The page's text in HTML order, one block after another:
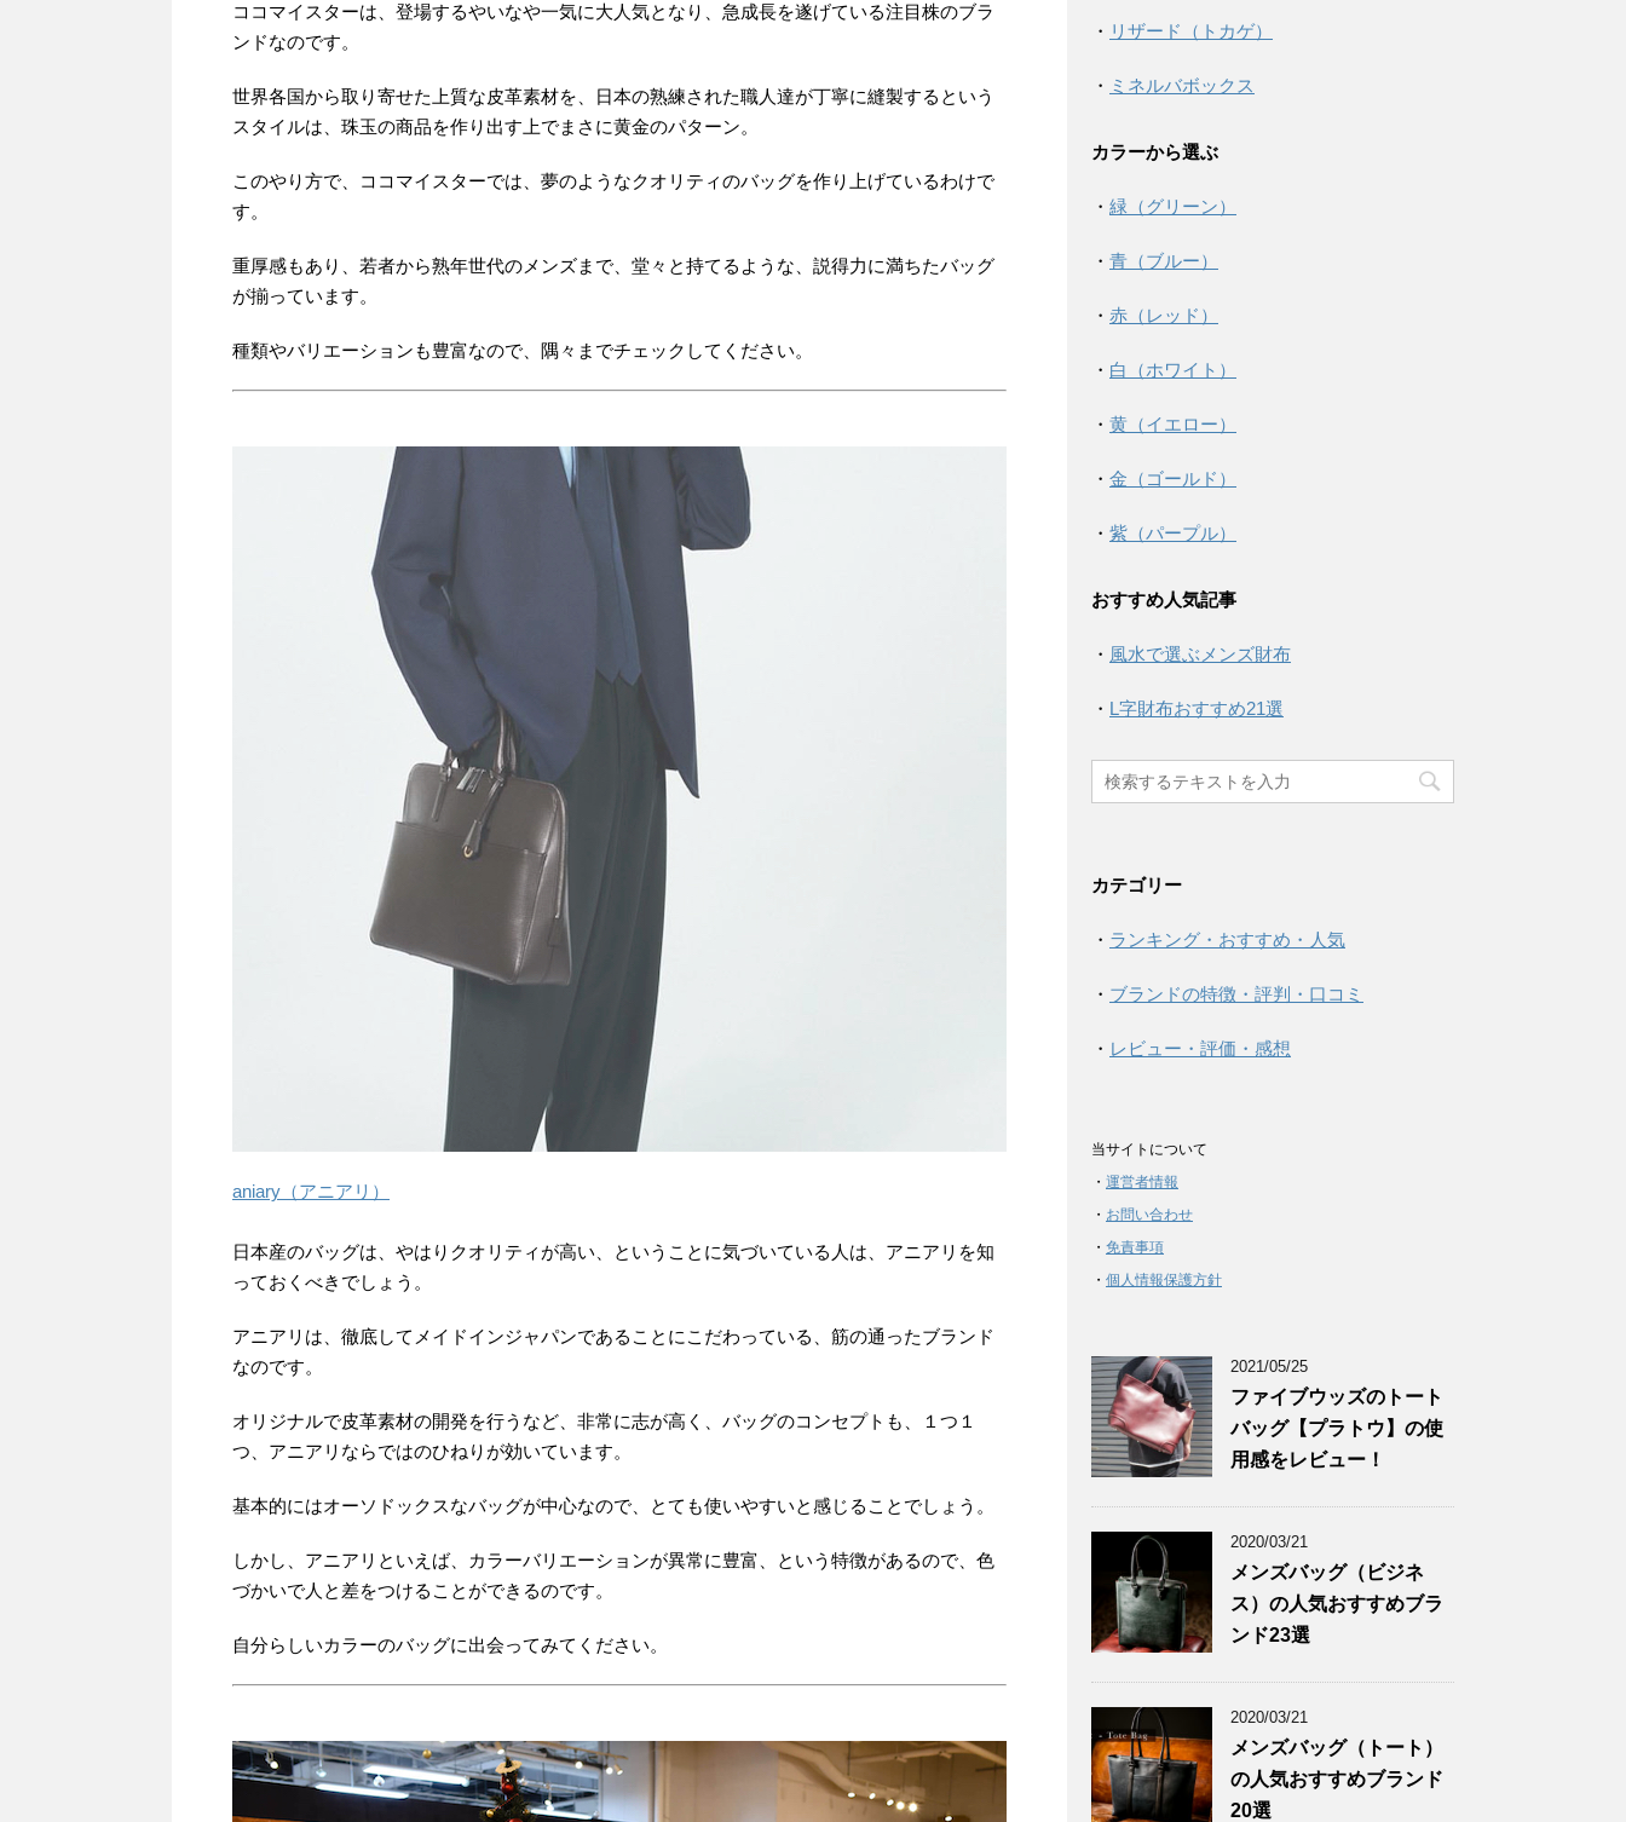
ココマイスターは、登場するやいなや一気に大人気となり、急成長を遂げている注目株のブラ
ンドなのです。
世界各国から取り寄せた上質な皮革素材を、日本の熟練された職人達が丁寧に縫製するという
スタイルは、珠玉の商品を作り出す上でまさに黄金のパターン。
このやり方で、ココマイスターでは、夢のようなクオリティのバッグを作り上げているわけで
す。
重厚感もあり、若者から熟年世代のメンズまで、堂々と持てるような、説得力に満ちたバッグ
が揃っています。
種類やバリエーションも豊富なので、隅々までチェックしてください。
aniary（アニアリ）
日本産のバッグは、やはりクオリティが高い、ということに気づいている人は、アニアリを知
っておくべきでしょう。
アニアリは、徹底してメイドインジャパンであることにこだわっている、筋の通ったブランド
なのです。
オリジナルで皮革素材の開発を行うなど、非常に志が高く、バッグのコンセプトも、１つ１
つ、アニアリならではのひねりが効いています。
基本的にはオーソドックスなバッグが中心なので、とても使いやすいと感じることでしょう。
しかし、アニアリといえば、カラーバリエーションが異常に豊富、という特徴があるので、色
づかいで人と差をつけることができるのです。
自分らしいカラーのバッグに出会ってみてください。
・ リザード（トカゲ）
・ ミネルバボックス
カラーから選ぶ
・ 緑（グリーン）
・ 青（ブルー）
・ 赤（レッド）
・ 白（ホワイト）
・ 黄（イエロー）
・ 金（ゴールド）
・ 紫（パープル）
おすすめ人気記事
・ 風水で選ぶメンズ財布
・ L字財布おすすめ21選
カテゴリー
・ ランキング・おすすめ・人気
・ ブランドの特徴・評判・口コミ
・ レビュー・評価・感想
当サイトについて
・ 運営者情報
・ お問い合わせ
・ 免責事項
・ 個人情報保護方針
2021/05/25
ファイブウッズのトート
バッグ【プラトウ】の使
用感をレビュー！
2020/03/21
メンズバッグ（ビジネ
ス）の人気おすすめブラ
ンド23選
2020/03/21
メンズバッグ（トート）
の人気おすすめブランド
20選